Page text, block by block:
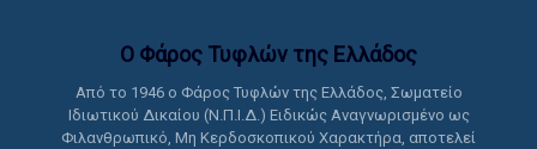
Ο Φάρος Τυφλών της Ελλάδoς
Από το 1946 ο Φάρος Τυφλών της Ελλάδος, Σωματείο
Ιδιωτικού Δικαίου (Ν.Π.Ι.Δ.) Ειδικώς Αναγνωρισμένο ως
Φιλανθρωπικό, Μη Κερδοσκοπικού Χαρακτήρα, αποτελεί